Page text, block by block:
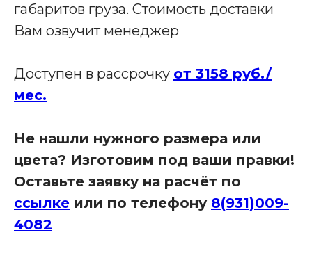
габаритов груза. Стоимость доставки
Вам озвучит менеджер
Доступен в рассрочку от 3158 руб./
мес.
Не нашли нужного размера или
цвета? Изготовим под ваши правки!
Оставьте заявку на расчёт по
ссылке или по телефону 8(931)009-
4082
Яндекс Карты
Наши адреса:
Офис в Краснодаре:
г. Краснодар, улица Шоссе Нефтяников, д. 28,
info@re-
Заказать звонок